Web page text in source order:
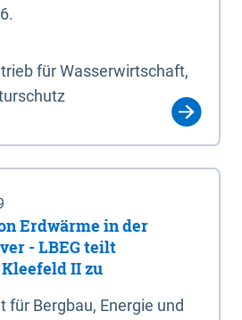
für Wasserwirtschaft,
Erdwärme in der
- LBEG teilt
II zu
für Bergbau, Energie und